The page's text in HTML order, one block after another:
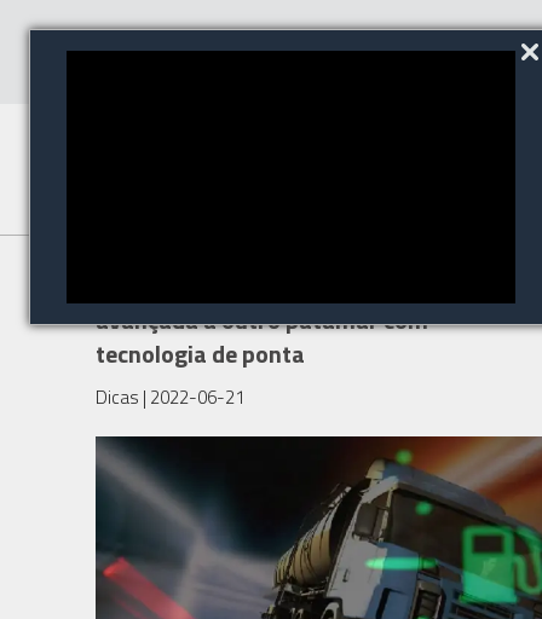
avançada a outro patamar com
tecnologia de ponta
Dicas | 2022-06-21